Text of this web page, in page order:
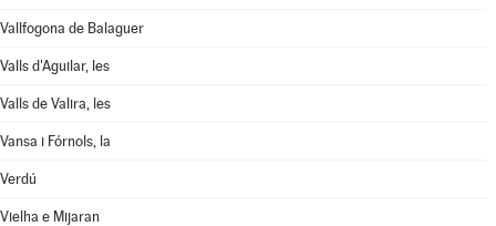
Vallfogona de Balaguer
Valls d'Aguilar, les
Valls de Valira, les
Vansa i Fórnols, la
Verdú
Vielha e Mijaran